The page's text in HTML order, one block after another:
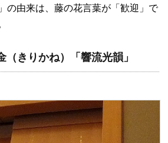
の由来は、藤の花言葉が「歓迎」で
（きりかね）「響流光韻」